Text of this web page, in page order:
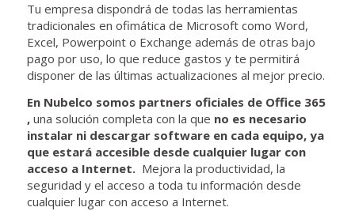
Tu empresa dispondrá de todas las herramientas
tradicionales en ofimática de Microsoft como Word,
Excel, Powerpoint o Exchange además de otras bajo
pago por uso, lo que reduce gastos y te permitirá
disponer de las últimas actualizaciones al mejor precio.
En Nubelco somos partners oficiales de Office 365
,una solución completa con la que no es necesario
instalar ni descargar software en cada equipo, ya
que estará accesible desde cualquier lugar con
acceso a Internet.Mejora la productividad, la
seguridad y el acceso a toda tu información desde
cualquier lugar con acceso a Internet.